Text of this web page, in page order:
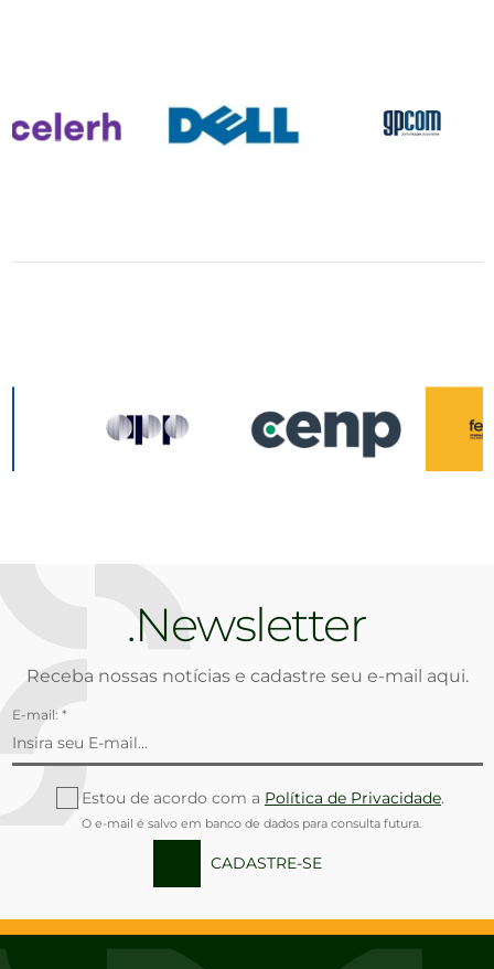
Newsletter
Receba nossas notícias e cadastre seu e-mail aqui.
E-mail: *
Estou de acordo com a Política de Privacidade.
O e-mail é salvo em banco de dados para consulta futura.
CADASTRE-SE